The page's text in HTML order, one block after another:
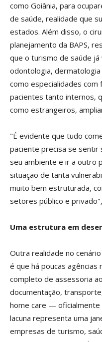
como Goiânia, para
de saúde, realidade que
estados. Além disso, o
planejamento da BAPS,
que o turismo de saúde já
odontologia,
como especialidades
pacientes tanto internos,
como estrangeiros,
"É evidente que tudo
paciente precisa se sentir
seu ambiente e ir a outro
situação de tanta
muito bem estruturada,
setores público e
Uma estrutura em
Outra realidade no
é que há poucas
completo de assessoria
documentação,
home care — oficialmente
lacuna representa uma
empresas de turismo,